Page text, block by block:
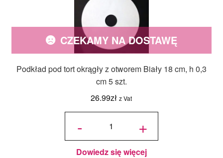
Podkład pod tort okrągły z otworem Biały 18 cm, h 0,3
cm 5 szt.
26.99zł z Vat
CZEKAMY NA DOSTAWĘ
-
ilość
okrągły
z
otworem
Biały 18
cm, h
szt.
+
Dowiedz się więcej